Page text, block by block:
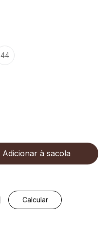
44
Adicionar à sacola